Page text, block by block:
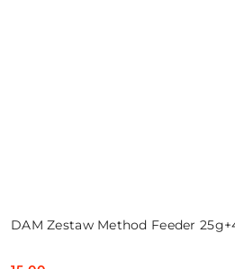
DAM Zestaw Method Feeder